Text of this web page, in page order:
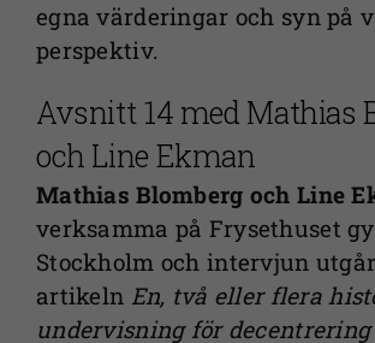
egna värderingar och syn på
perspektiv.
Avsnitt 14 med Mathias
och Line Ekman
Mathias Blomberg och Line
verksamma på Frysethuset
Stockholm och intervjun
artikeln En, två eller flera
undervisning för